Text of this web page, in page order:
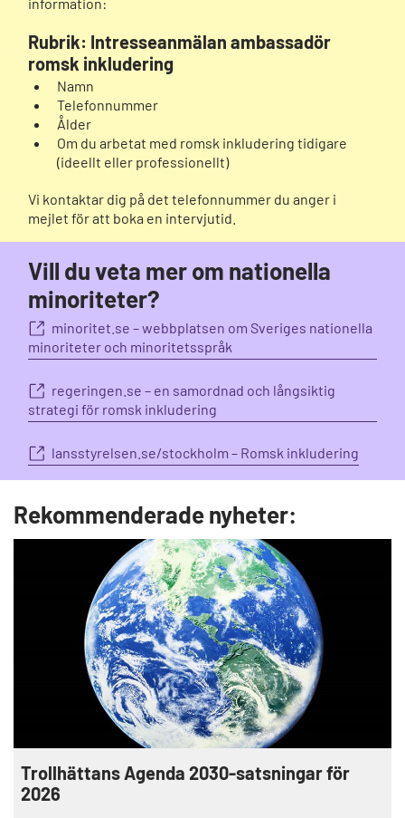
Rubrik: Intresseanmälan ambassadör
romsk inkludering
Namn
Telefonnummer
Ålder
Om du arbetat med romsk inkludering tidigare
(ideellt eller professionellt)
Vi kontaktar dig på det telefonnummer du anger i
mejlet för att boka en intervjutid.
Vill du veta mer om nationella
minoriteter?
minoritet.se – webbplatsen om Sveriges nationella
minoriteter och minoritetsspråk
regeringen.se – en samordnad och långsiktig
strategi för romsk inkludering
lansstyrelsen.se/stockholm – Romsk inkludering
Rekommenderade nyheter:
Trollhättans Agenda 2030-satsningar för
2026